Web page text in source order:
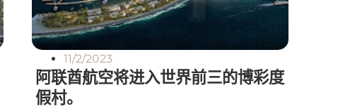
11/2/2023
阿联酋航空将进入世界前三的博彩度
假村。